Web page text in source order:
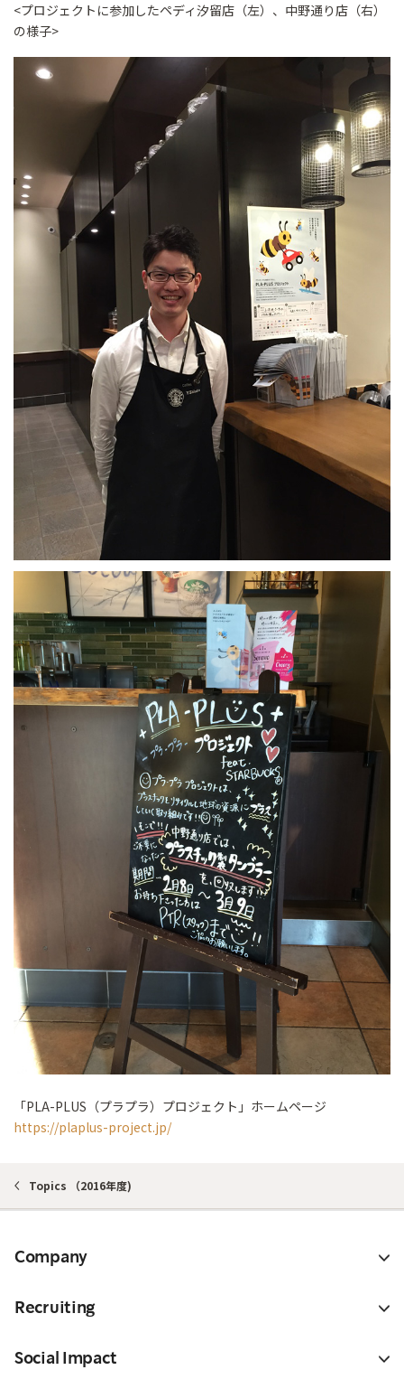
<プロジェクトに参加したペディ汐留店（左）、中野通り店（右）
の様子>
「PLA-PLUS（プラプラ）プロジェクト」ホームページ
https://plaplus-project.jp/
Topics （2016年度)
Company
Recruiting
Social Impact